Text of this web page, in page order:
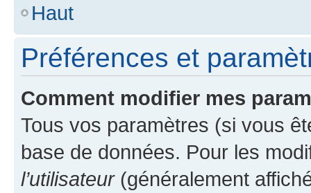
Haut
Préférences et
Comment modifier mes
Tous vos paramètres (si vous
base de données. Pour les
l’utilisateur(généralement